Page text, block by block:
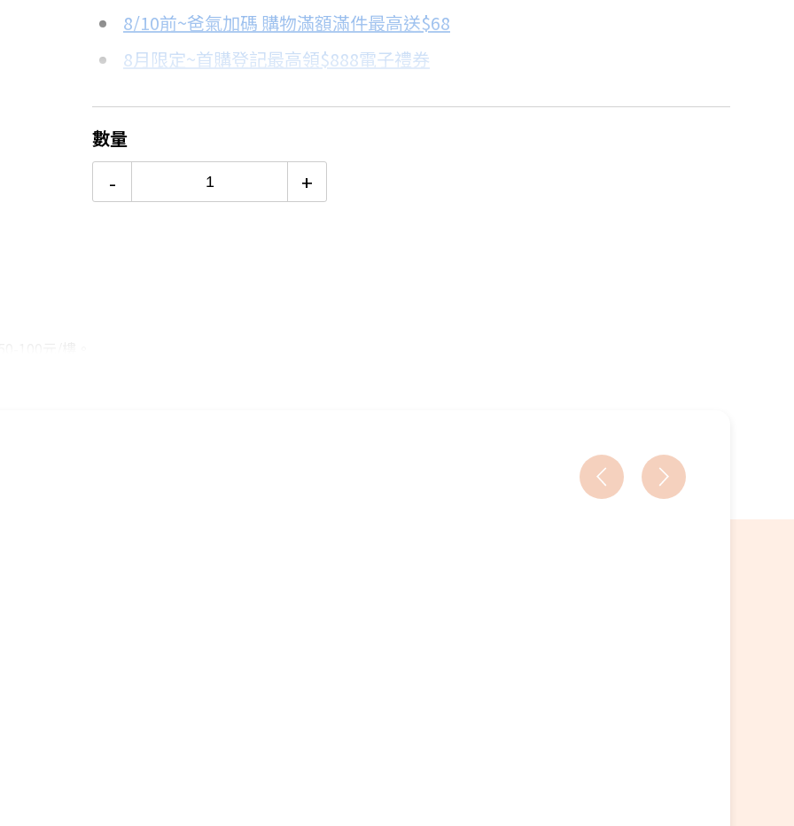
分期數
3期 0利率
每期金額
$28,923
$7,736
配合銀行/業者
18家銀行/業者
8/10前~爸氣加碼 購物滿額滿件最高送$68
8月限定~首購登記最高領$888電子禮券
更多信用卡分期0利率滿額享回饋
熱銷冷氣機推薦→點我看達人教你買
冷氣挑選教學→點我看達人教你買
數量
- +